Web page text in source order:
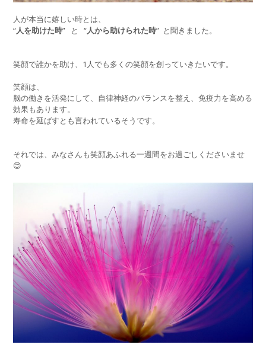
人が本当に嬉しい時とは、
“人を助けた時” と “人から助けられた時” と聞きました。
笑顔で誰かを助け、1人でも多くの笑顔を創っていきたいです。
笑顔は、
脳の働きを活発にして、自律神経のバランスを整え、免疫力を高める
効果もあります。
寿命を延ばすとも言われているそうです。
それでは、みなさんも笑顔あふれる一週間をお過ごしくださいませ
😊